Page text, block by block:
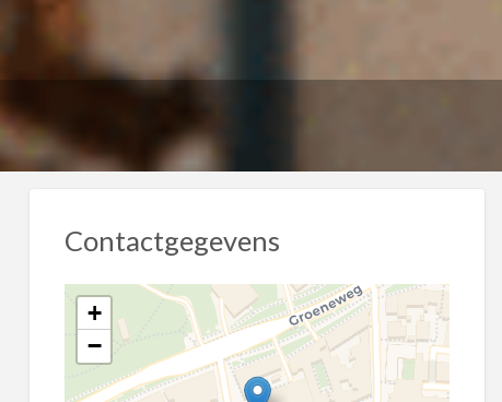
Contactgegevens
+
−